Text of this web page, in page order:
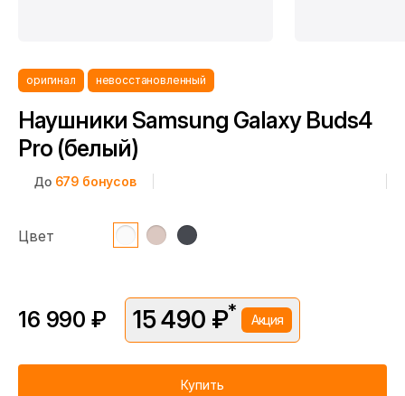
оригинал невосстановленный
Наушники Samsung Galaxy Buds4
Pro (белый)
До 679 бонусов
Цвет
16 990 ₽ 15 490 ₽* Акция
Цена без скидки —16 990 ₽. Подробности уточняйте у
Купить